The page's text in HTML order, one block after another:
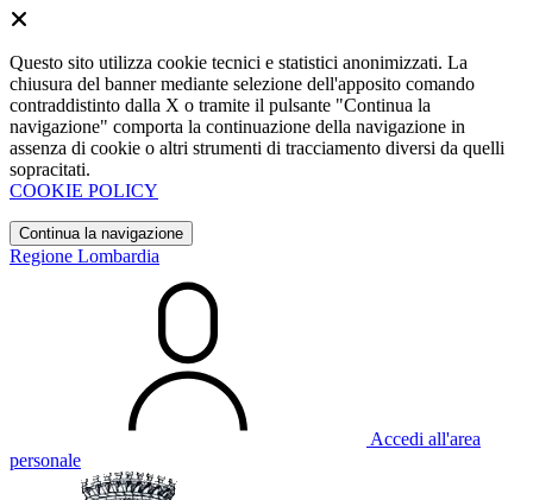
Questo sito utilizza cookie tecnici e statistici anonimizzati. La
chiusura del banner mediante selezione dell'apposito comando
contraddistinto dalla X o tramite il pulsante "Continua la
navigazione" comporta la continuazione della navigazione in
assenza di cookie o altri strumenti di tracciamento diversi da quelli
sopracitati.
COOKIE POLICY
Continua la navigazione
Regione Lombardia
Accedi all'area
personale